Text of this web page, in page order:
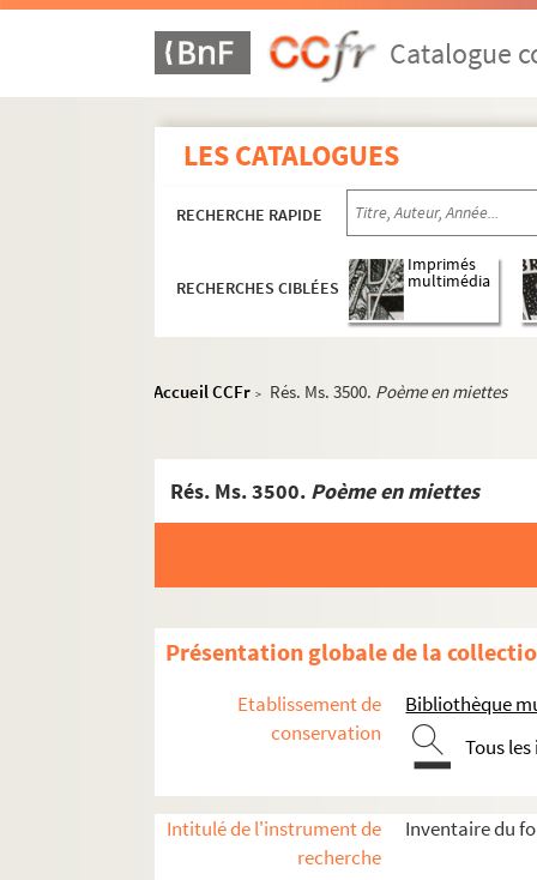
Catalogue
LES CATALOGUES
RECHERCHE RAPIDE
RECHERCHES CIBLÉES
Imprimés
multimédia
Accueil CCFr > Rés. Ms. 3500. Poème en miettes
Rés. Ms. 3500. Poème en miettes
Présentation globale de la
Etablissement de
conservation
Bibliothèque
Tous
Intitulé de l'instrument de
recherche
Inventaire du